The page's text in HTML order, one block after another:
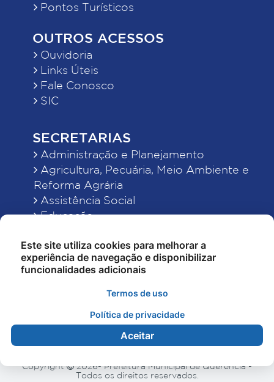
Pontos Turísticos
OUTROS ACESSOS
Ouvidoria
Links Úteis
Fale Conosco
SIC
SECRETARIAS
Administração e Planejamento
Agricultura, Pecuária, Meio Ambiente e
Reforma Agrária
Assistência Social
Educação
Finanças
Indústria, Comércio, Turismo, Ciência e
Tecnologia
Obras Públicas, Estradas e Rodagens
Saúde
Copyright
2026- Prefeitura Municipal de Querência -
Todos os direitos reservados.
Este site utiliza cookies para melhorar a
experiência de navegação e disponibilizar
funcionalidades adicionais
Termos de uso
Política de privacidade
Aceitar